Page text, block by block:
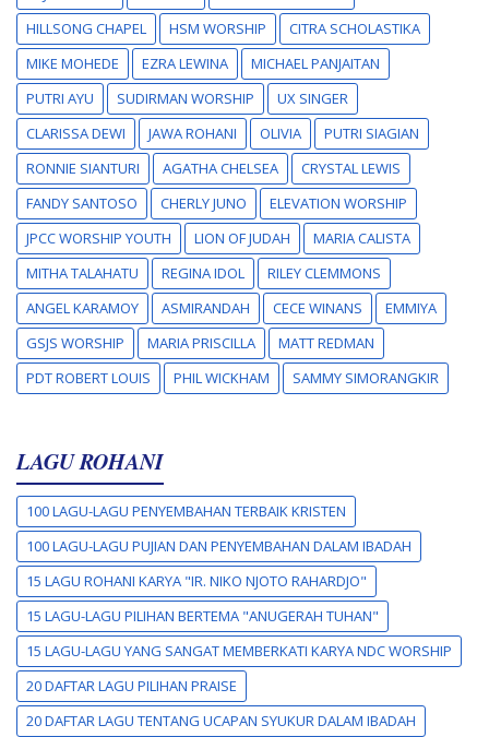
HILLSONG CHAPEL
HSM WORSHIP
CITRA SCHOLASTIKA
MIKE MOHEDE
EZRA LEWINA
MICHAEL PANJAITAN
PUTRI AYU
SUDIRMAN WORSHIP
UX SINGER
CLARISSA DEWI
JAWA ROHANI OLIVIA
PUTRI SIAGIAN
RONNIE SIANTURI
AGATHA CHELSEA
CRYSTAL LEWIS
FANDY SANTOSO
CHERLY JUNO
ELEVATION WORSHIP
JPCC WORSHIP YOUTH
LION OF JUDAH
MARIA CALISTA
MITHA TALAHATU
REGINA IDOL
RILEY CLEMMONS
ANGEL KARAMOY
ASMIRANDAH CECE WINANS
EMMIYA
GSJS WORSHIP
MARIA PRISCILLA
MATT REDMAN
PDT ROBERT LOUIS
PHIL WICKHAM SAMMY SIMORANGKIR
LAGU ROHANI
100 LAGU-LAGU PENYEMBAHAN TERBAIK KRISTEN
100 LAGU-LAGU PUJIAN DAN PENYEMBAHAN DALAM IBADAH
15 LAGU ROHANI KARYA "IR. NIKO NJOTO RAHARDJO"
15 LAGU-LAGU PILIHAN BERTEMA "ANUGERAH TUHAN"
15 LAGU-LAGU YANG SANGAT MEMBERKATI KARYA NDC WORSHIP
20 DAFTAR LAGU PILIHAN PRAISE
20 DAFTAR LAGU TENTANG UCAPAN SYUKUR DALAM IBADAH